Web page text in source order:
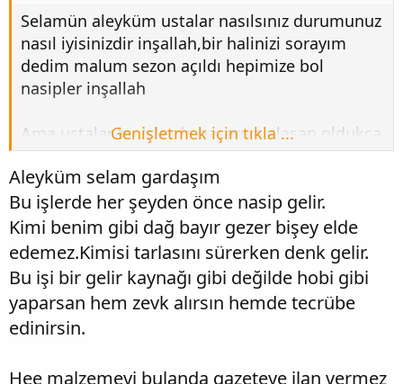
Selamün aleyküm ustalar nasılsınız durumunuz
nasıl iyisinizdir inşallah,bir halinizi sorayım
dedim malum sezon açıldı hepimize bol
nasipler inşallah
Ama ustalar bu işlerde başarıya ulaşan oldukça
az ve açıkçası günden güne inancımı
yitiriyorum galiba bişey bulamayacağız evet
Allah'tan ümit kesilmez ama sanki kendimizi
bu işlerle boşuna avuttuğumuzu düşünüyorum
görüşleriniz neler
Genişletmek için tıkla ...
Aleyküm selam gardaşım
Bu işlerde her şeyden önce nasip gelir.
Kimi benim gibi dağ bayır gezer bişey elde
edemez.Kimisi tarlasını sürerken denk gelir.
Bu işi bir gelir kaynağı gibi değilde hobi gibi
yaparsan hem zevk alırsın hemde tecrübe
edinirsin.
Hee malzemeyi bulanda gazeteye ilan vermez